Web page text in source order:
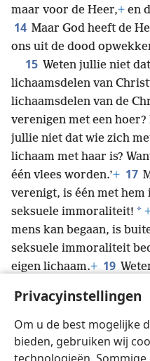
Privacyinstellingen
Om u de best mogelijke
bieden, gebruiken wij
maar voor de Heer,+ en
14 Maar God heeft de
ons uit de dood
15 Weten jullie niet
lichaamsdelen van
lichaamsdelen van de
verenigen met een
jullie niet dat wie zich
lichaam met haar is?
één vlees worden.’+ 17
verenigt, is één met hem
seksuele immoraliteit! *
mens kan begaan, is
seksuele immoraliteit
eigen lichaam.+ 19
die jullie van God hebben
niet van jezelf,+ 20 want
prijs.+Eer God+dus